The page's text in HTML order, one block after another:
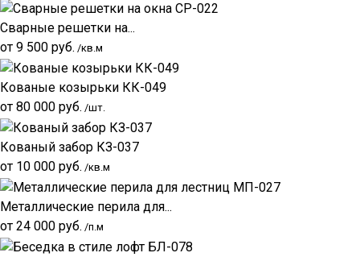
Сварные решетки на...
от 9 500 руб. /кв.м
Кованые козырьки КК-049
от 80 000 руб. /шт.
Кованый забор КЗ-037
от 10 000 руб. /кв.м
Металлические перила для...
от 24 000 руб. /п.м